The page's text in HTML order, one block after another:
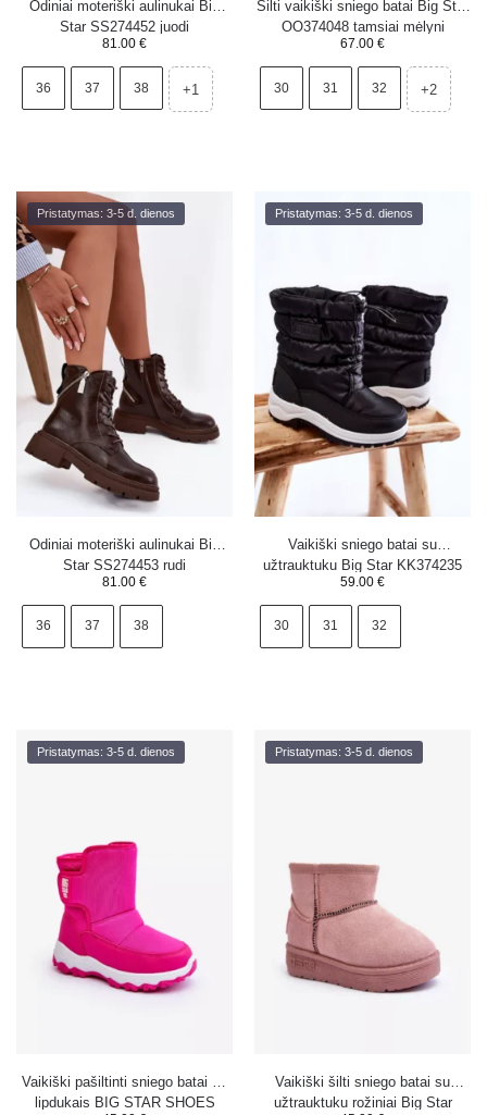
Odiniai moteriški aulinukai Big
Star SS274452 juodi
81.00 €
36 37 38 +1
Šilti vaikiški sniego batai Big Star
OO374048 tamsiai mėlyni
67.00 €
30 31 32 +2
Pristatymas: 3-5 d. dienos
Odiniai moteriški aulinukai Big
Star SS274453 rudi
81.00 €
36 37 38
Pristatymas: 3-5 d. dienos
Vaikiški sniego batai su
užtrauktuku Big Star KK374235
juodi
59.00 €
30 31 32
Pristatymas: 3-5 d. dienos
Vaikiški pašiltinti sniego batai su
lipdukais BIG STAR SHOES
Pristatymas: 3-5 d. dienos
Vaikiški šilti sniego batai su
užtrauktuku rožiniai Big Star